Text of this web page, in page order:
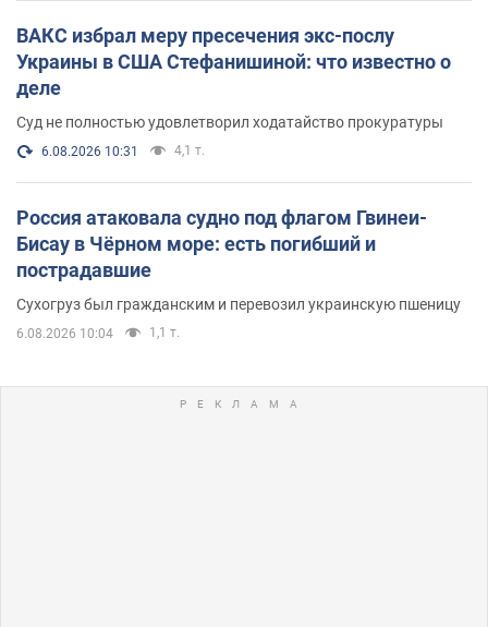
ВАКС избрал меру пресечения экс-послу
Украины в США Стефанишиной: что известно о
деле
Суд не полностью удовлетворил ходатайство прокуратуры
6.08.2026 10:31 4,1 т.
Россия атаковала судно под флагом Гвинеи-
Бисау в Чёрном море: есть погибший и
пострадавшие
Сухогруз был гражданским и перевозил украинскую пшеницу
6.08.2026 10:04 1,1 т.